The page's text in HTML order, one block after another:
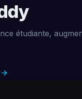
étudiante,